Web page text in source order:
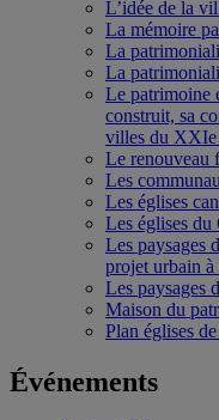
L’idée de la
La mémoire
La
La
Le patrimoine
construit, sa
villes du XXIe
Le renouveau
Les
Les églises
Les églises du
Les paysages
projet urbain
Les paysages
Maison du
Plan églises
Événements